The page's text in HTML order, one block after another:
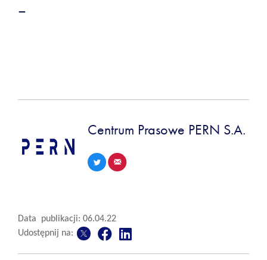
–
Centrum Prasowe PERN S.A.
Data publikacji: 06.04.22
Udostępnij na: